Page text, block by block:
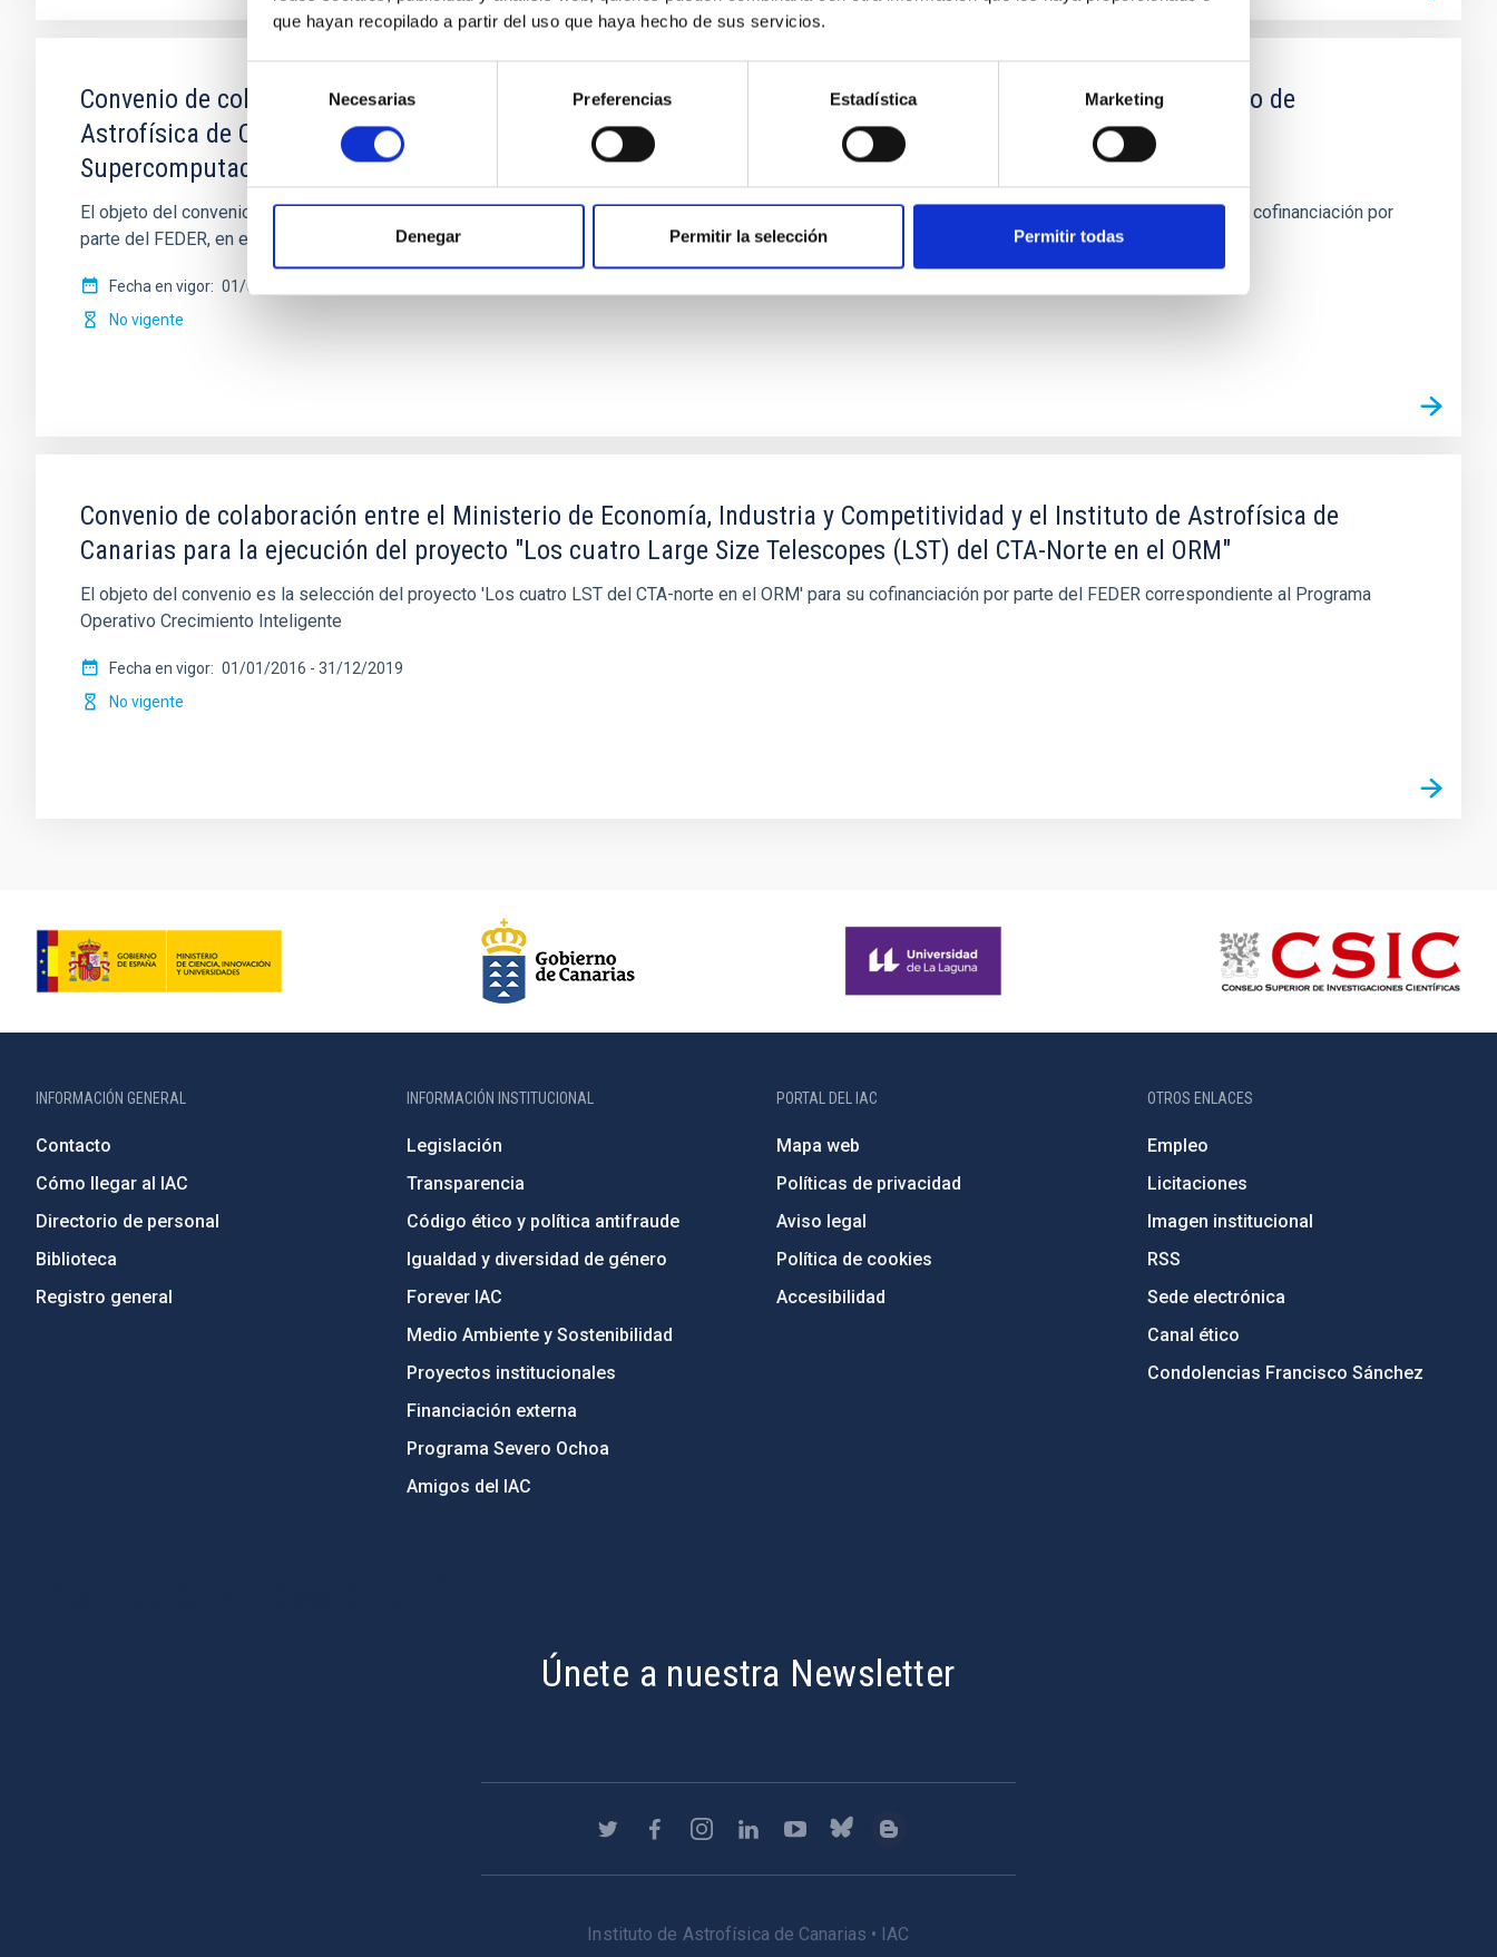
que hayan recopilado a partir del uso que haya hecho de sus servicios.
consentimiento
Necesarias Preferencias Estadística Marketing
Denegar Permitir la selección Permitir todas
Convenio de colaboración entre el Ministerio de Economía, Industria y Competitividad y el Consorcio Instituto de
Astrofísica de Canarias para la ejecución del proyecto "Mejoras en el nodo La Palma de la Red Española de
Supercomputación (MNLP-RES)
El objeto del convenio es la selección del proyecto "MEJORAS EN EL NODO La Palma de la Red Española de Supercomputación (MNLP-RES)" para su cofinanciación por
parte del FEDER, en el marco del Programa
Fecha en vigor 01/01/2017
No vigente
Convenio de colaboración entre el Ministerio de Economía, Industria y Competitividad y el Instituto de Astrofísica de
Canarias para la ejecución del proyecto "Los cuatro Large Size Telescopes (LST) del CTA-Norte en el ORM"
El objeto del convenio es la selección del proyecto 'Los cuatro LST del CTA-norte en el ORM' para su cofinanciación por parte del FEDER correspondiente al Programa
Operativo Crecimiento Inteligente
Fecha en vigor 01/01/2016 - 31/12/2019
No vigente
INFORMACIÓN GENERAL
Contacto
Cómo llegar al IAC
Directorio de personal
Biblioteca
Registro general
INFORMACIÓN INSTITUCIONAL
Legislación
Transparencia
Código ético y política antifraude
Igualdad y diversidad de género
Forever IAC
Medio Ambiente y Sostenibilidad
Proyectos institucionales
Financiación externa
Programa Severo Ochoa
Amigos del IAC
PORTAL DEL IAC
Mapa web
Políticas de privacidad
Aviso legal
Política de cookies
Accesibilidad
OTROS ENLACES
Empleo
Licitaciones
Imagen institucional
RSS
Sede electrónica
Canal ético
Condolencias Francisco Sánchez
Únete a nuestra Newsletter
Instituto de Astrofísica de Canarias • IAC